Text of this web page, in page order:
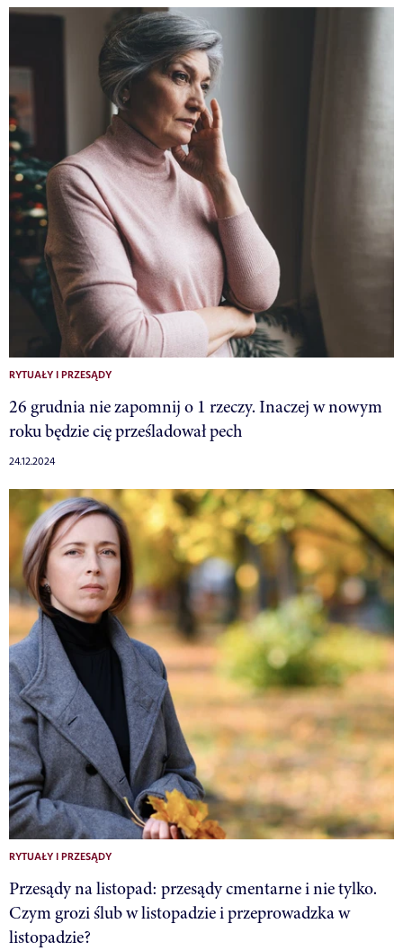
RYTUAŁY I PRZESĄDY
26 grudnia nie zapomnij o 1 rzeczy. Inaczej w nowym
roku będzie cię prześladował pech
24.12.2024
RYTUAŁY I PRZESĄDY
Przesądy na listopad: przesądy cmentarne i nie tylko.
Czym grozi ślub w listopadzie i przeprowadzka w
listopadzie?